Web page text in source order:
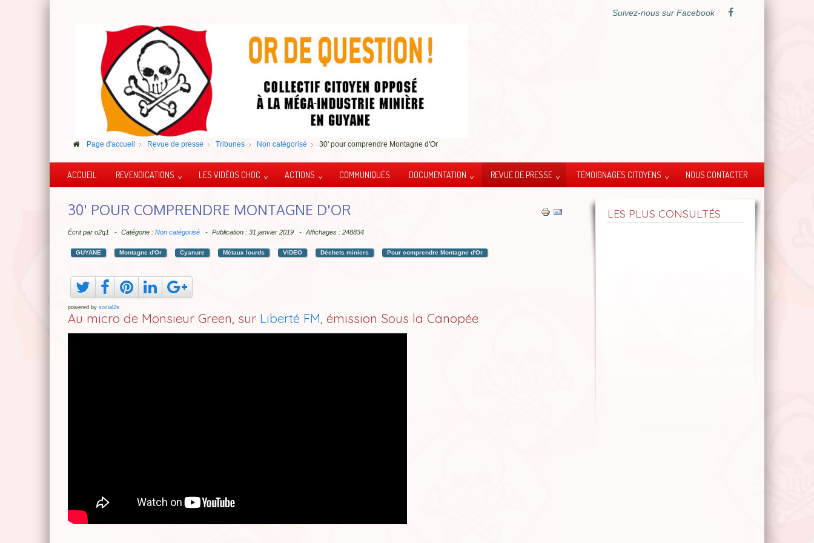
Page d'accueil Revue de presse Tribunes Non catégorisé 30' pour comprendre Montagne d'Or
Suivez-nous sur Facebook
ACCUEIL REVENDICATIONS LES VIDÉOS CHOC ACTIONS COMMUNIQUÉS DOCUMENTATION REVUE DE PRESSE TÉMOIGNAGES CITOYENS NOUS CONTACTER
30' POUR COMPRENDRE MONTAGNE D'OR
Écrit par o2q1 Catégorie : Non catégorisé Publication : 31 janvier 2019 Affichages : 248834
GUYANE Montagne d'Or Cyanure Métaux lourds VIDEO Déchets miniers Pour comprendre Montagne d'Or
powered by social2s
Au micro de Monsieur Green, sur Liberté FM, émission Sous la Canopée
LES PLUS CONSULTÉS